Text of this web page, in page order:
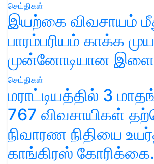
செய்திகள்
இயற்கை விவசாயம்
பாரம்பரியம் காக்க
முன்னோடியான
செய்திகள்
மராட்டியத்தில் 3
767 விவசாயிகள்
நிவாரண நிதியை
காங்கிரஸ்